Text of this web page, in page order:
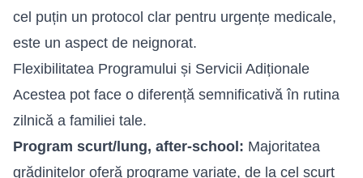
cel puțin un protocol clar pentru urgențe medicale,
este un aspect de neignorat.
Flexibilitatea Programului și Servicii Adiționale
Acestea pot face o diferență semnificativă în rutina
zilnică a familiei tale.
Program scurt/lung, after-school: Majoritatea
grădinițelor oferă programe variate, de la cel scurt